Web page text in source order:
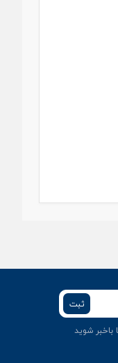
ثبت
شوید